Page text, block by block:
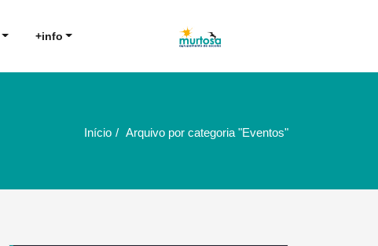
AE Murtosa
Agrupamento de Escolas da
Murtosa
+info
Início Arquivo por categoria "Eventos"